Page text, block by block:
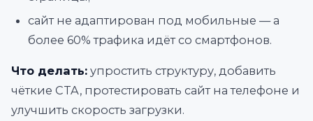
сайт не адаптирован под мобильные — а
более 60% трафика идёт со смартфонов.
Что делать: упростить структуру, добавить
чёткие CTA, протестировать сайт на телефоне и
улучшить скорость загрузки.